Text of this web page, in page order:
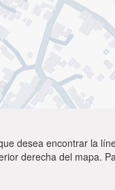
desea encontrar la
derecha del mapa.